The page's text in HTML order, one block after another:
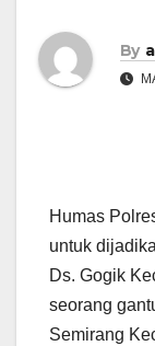
By
Humas
untuk
Ds. Gogik
seorang
Semirang